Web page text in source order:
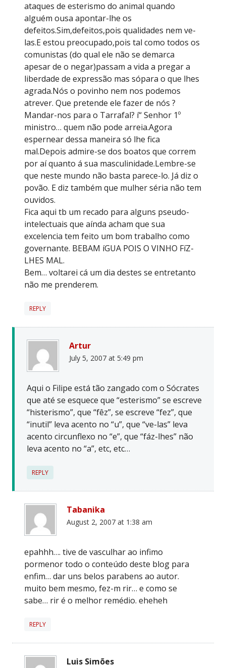
ataques de esterismo do animal quando
alguém ousa apontar-lhe os
defeitos.Sim,defeitos,pois qualidades nem ve-
las.E estou preocupado,pois tal como todos os
comunistas (do qual ele não se demarca
apesar de o negar)passam a vida a pregar a
liberdade de expressão mas sópara o que lhes
agrada.Nós o povinho nem nos podemos
atrever. Que pretende ele fazer de nós ?
Mandar-nos para o Tarrafal? í“ Senhor 1º
ministro… quem não pode arreia.Agora
espernear dessa maneira só lhe fica
mal.Depois admire-se dos boatos que correm
por aí quanto á sua masculinidade.Lembre-se
que neste mundo não basta parece-lo. Já diz o
povão. E diz também que mulher séria não tem
ouvidos.
Fica aqui tb um recado para alguns pseudo-
intelectuais que aínda acham que sua
excelencia tem feito um bom trabalho como
governante. BEBAM íGUA POIS O VINHO FíZ-
LHES MAL.
Bem… voltarei cá um dia destes se entretanto
não me prenderem.
REPLY
Artur
July 5, 2007 at 5:49 pm
Aqui o Filipe está tão zangado com o Sócrates
que até se esquece que “esterismo” se escreve
“histerismo”, que “fêz”, se escreve “fez”, que
“inutil” leva acento no “u”, que “ve-las” leva
acento circunflexo no “e”, que “fáz-lhes” não
leva acento no “a”, etc, etc…
REPLY
Tabanika
August 2, 2007 at 1:38 am
epahhh…. tive de vasculhar ao infimo
pormenor todo o conteúdo deste blog para
enfim… dar uns belos parabens ao autor.
muito bem mesmo, fez-m rir… e como se
sabe… rir é o melhor remédio. eheheh
REPLY
Luis Simões